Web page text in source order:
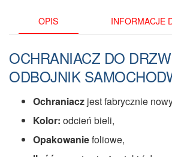
Wysoka
jakość
łatwy
montaż
OPIS INFORMACJE
OCHRANIACZ DO
ODBOJNIK
Ochraniacz jest fabrycznie
Kolor: odcień bieli,
Opakowaniefoliowe,